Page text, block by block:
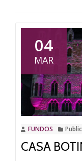
04
MAR
FUNDOS
CASA